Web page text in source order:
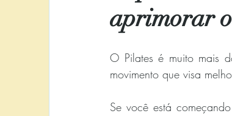
Solidariedade Campanhas
Equilíbrio Instrutor
aprimorar
O Pilates é muito mais
movimento que visa
Se você está